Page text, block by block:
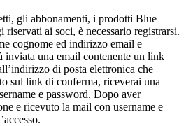
gli abbonamenti, i prodotti Blue
ai soci, è necessario registrarsi.
cognome ed indirizzo email e
inviata una email contenente un link
di posta elettronica che
sul link di conferma, riceverai una
e password. Dopo aver
e ricevuto la mail con username e